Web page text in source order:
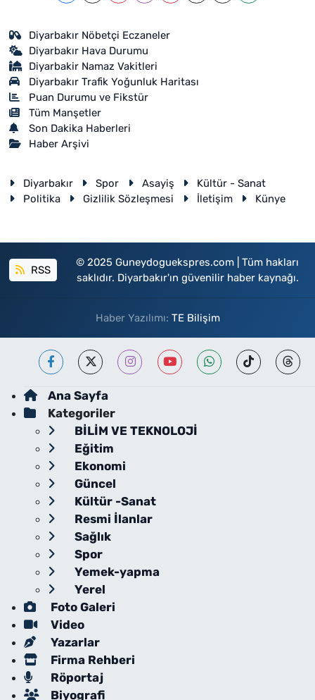
Diyarbakır Nöbetçi Eczaneler
Diyarbakır Hava Durumu
Diyarbakir Namaz Vakitleri
Diyarbakır Trafik Yoğunluk Haritası
Puan Durumu ve Fikstür
Tüm Manşetler
Son Dakika Haberleri
Haber Arşivi
Diyarbakır Spor Asayiş
Kültür - Sanat
Politika
Gizlilik Sözleşmesi İletişim Künye
RSS
© 2025 Guneydoguekspres.com | Tüm hakları
saklıdır. Diyarbakır'ın güvenilir haber kaynağı.
Haber Yazılımı: TE Bilişim
Ana Sayfa
Kategoriler
BİLİM VE TEKNOLOJİ
Eğitim
Ekonomi
Güncel
Kültür -Sanat
Resmi İlanlar
Sağlık
Spor
Yemek-yapma
Yerel
Foto Galeri
Video
Yazarlar
Firma Rehberi
Röportaj
Biyografi